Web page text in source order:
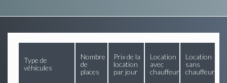
Type de
véhicules
Nombre
de
places
Prix de la
location
par jour
Location
avec
chauffeur
Location
sans
chauffeur